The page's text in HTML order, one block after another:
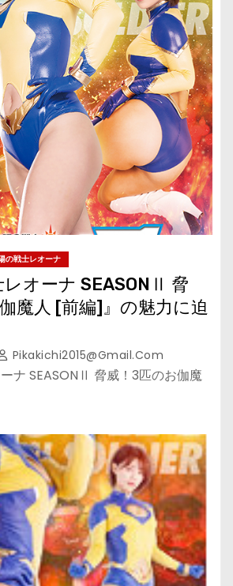
の戦士レオーナ
レオーナ SEASONⅡ 脅
魔人 [前編]』の魅力に迫
Pikakichi2015@gmail.com
ーナ SEASONⅡ 脅威！3匹のお伽魔